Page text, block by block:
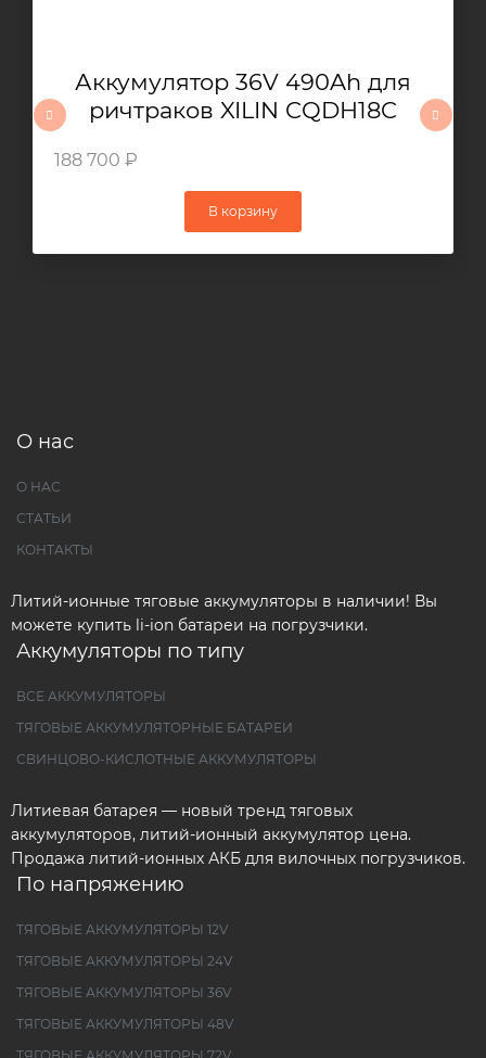
Аккумулятор 36V 490Ah для
ричтраков XILIN CQDH18C
188 700 ₽
В корзину
О нас
О НАС
СТАТЬИ
КОНТАКТЫ
Литий-ионные тяговые аккумуляторы в наличии! Вы
можете купить li-ion батареи на погрузчики.
Аккумуляторы по типу
ВСЕ АККУМУЛЯТОРЫ
ТЯГОВЫЕ АККУМУЛЯТОРНЫЕ БАТАРЕИ
СВИНЦОВО-КИСЛОТНЫЕ АККУМУЛЯТОРЫ
Литиевая батарея — новый тренд тяговых
аккумуляторов, литий-ионный аккумулятор цена.
Продажа литий-ионных АКБ для вилочных погрузчиков.
По напряжению
ТЯГОВЫЕ АККУМУЛЯТОРЫ 12V
ТЯГОВЫЕ АККУМУЛЯТОРЫ 24V
ТЯГОВЫЕ АККУМУЛЯТОРЫ 36V
ТЯГОВЫЕ АККУМУЛЯТОРЫ 48V